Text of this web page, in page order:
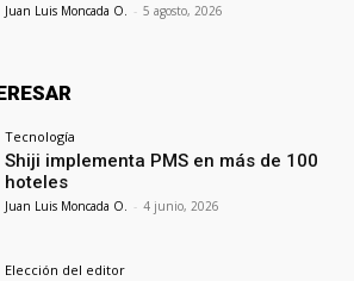
Juan Luis Moncada O. - 5 agosto, 2026
Tecnología
Shiji implementa PMS en más de 100
hoteles
Juan Luis Moncada O. - 4 junio, 2026
Elección del editor